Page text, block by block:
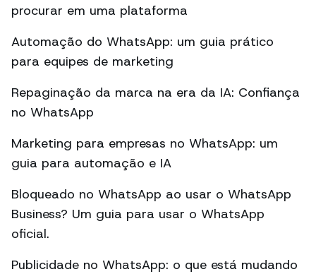
procurar em uma plataforma
Automação do WhatsApp: um guia prático
para equipes de marketing
Repaginação da marca na era da IA: Confiança
no WhatsApp
Marketing para empresas no WhatsApp: um
guia para automação e IA
Bloqueado no WhatsApp ao usar o WhatsApp
Business? Um guia para usar o WhatsApp
oficial.
Publicidade no WhatsApp: o que está mudando